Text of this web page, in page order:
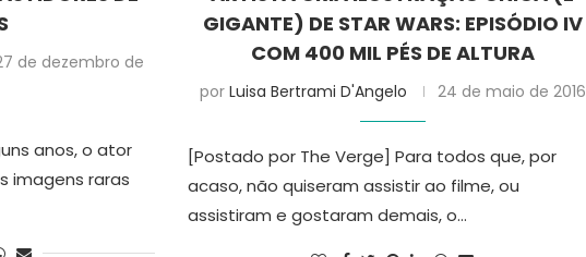
de dezembro de
anos, o ator
imagens raras
GIGANTE) DE STAR WARS: EPISÓDIO IV
COM 400 MIL PÉS DE ALTURA
por Luisa Bertrami D'Angelo 24 de maio de 2016
[Postado por The Verge] Para todos que, por
acaso, não quiseram assistir ao filme, ou
assistiram e gostaram demais, o…